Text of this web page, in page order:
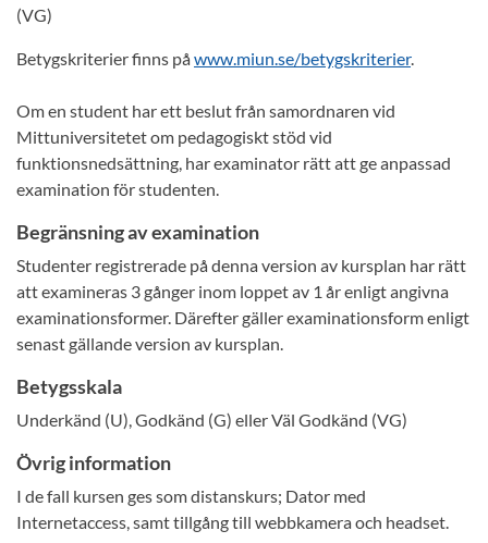
(VG)
Betygskriterier finns påwww.miun.se/betygskriterier.
Om en student har ett beslut från samordnaren vid
Mittuniversitetet om pedagogiskt stöd vid
funktionsnedsättning, har examinator rätt att ge anpassad
examination för studenten.
Begränsning av examination
Studenter registrerade på denna version av kursplan har rätt
att examineras 3 gånger inom loppet av 1 år enligt angivna
examinationsformer. Därefter gäller examinationsform enligt
senast gällande version av kursplan.
Betygsskala
Underkänd (U), Godkänd (G) eller Väl Godkänd (VG)
Övrig information
I de fall kursen ges som distanskurs; Dator med
Internetaccess, samt tillgång till webbkamera och headset.